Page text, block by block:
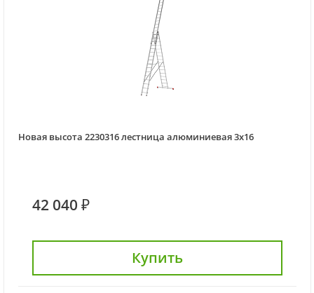
Новая высота 2230316 лестница алюминиевая 3х16
42 040 ₽
Купить